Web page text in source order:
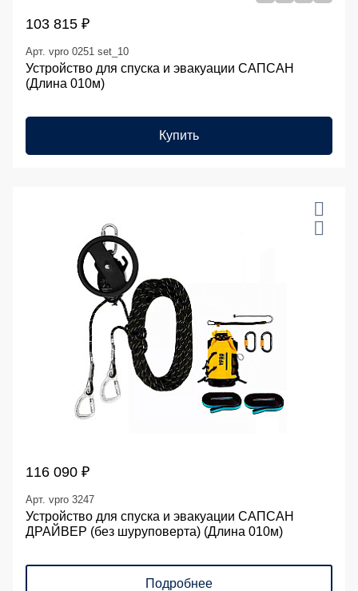
103 815 ₽
Арт. vpro 0251 set_10
Устройство для спуска и эвакуации САПСАН
(Длина 010м)
Купить
116 090 ₽
Арт. vpro 3247
Устройство для спуска и эвакуации САПСАН
ДРАЙВЕР (без шуруповерта) (Длина 010м)
Подробнее